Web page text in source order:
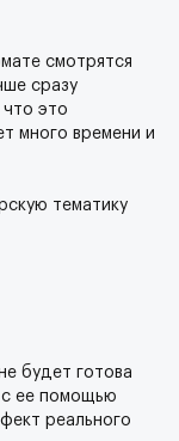
смотрятся
сразу
это
много времени и
тематику
будет готова
с ее помощью
реального